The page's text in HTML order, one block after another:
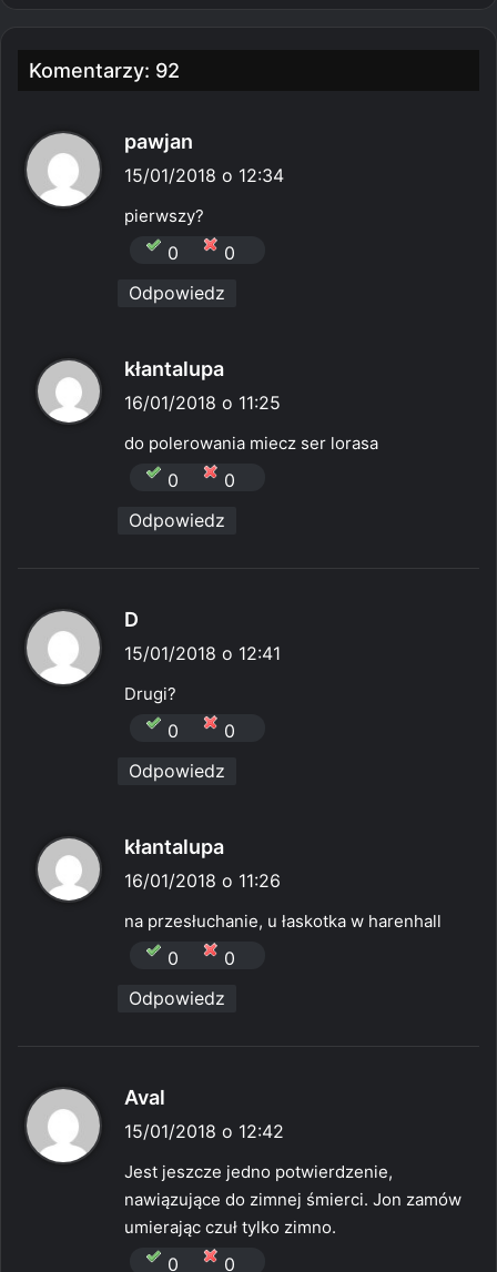
Komentarzy: 92
pawjan
i
:
15/01/2018 o 12:34
pierwszy?
0
0
Odpowiedz
kłantalupa
i
e
16/01/2018 o 11:25
do polerowania miecz ser lorasa
0
0
Odpowiedz
D
i
:
15/01/2018 o 12:41
Drugi?
0
0
Odpowiedz
kłantalupa
i
e
16/01/2018 o 11:26
na przesłuchanie, u łaskotka w harenhall
0
0
Odpowiedz
Aval
i
e
15/01/2018 o 12:42
Jest jeszcze jedno potwierdzenie,
nawiązujące do zimnej śmierci. Jon zamów
umierając czuł tylko zimno.
0
0